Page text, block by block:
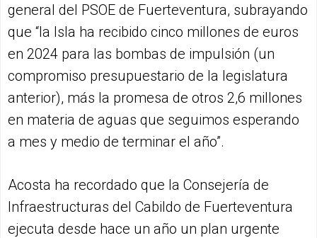
general del PSOE de Fuerteventura, subrayando
que “la Isla ha recibido cinco millones de euros
en 2024 para las bombas de impulsión (un
compromiso presupuestario de la legislatura
anterior), más la promesa de otros 2,6 millones
en materia de aguas que seguimos esperando
a mes y medio de terminar el año”.
Acosta ha recordado que la Consejería de
Infraestructuras del Cabildo de Fuerteventura
ejecuta desde hace un año un plan urgente